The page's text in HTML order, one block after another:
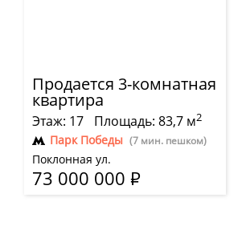
Продается 3-комнатная
квартира
Этаж: 17 Площадь: 83,7 м2
Парк Победы (7 мин. пешком)
Поклонная ул.
73 000 000 Р